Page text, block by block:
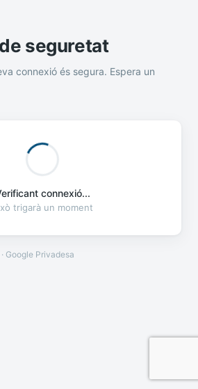
seguretat
connexió és segura. Espera un
connexió...
trigarà un moment
Google Privadesa